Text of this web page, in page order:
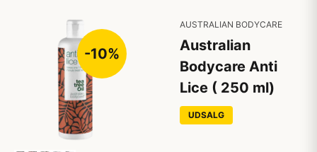
-10%
AUSTRALIAN BODYCARE
Australian
Bodycare Anti
Lice ( 250 ml)
UDSALG